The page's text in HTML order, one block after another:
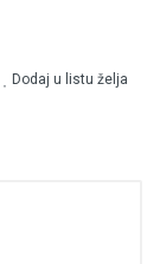
Dodaj u listu želja